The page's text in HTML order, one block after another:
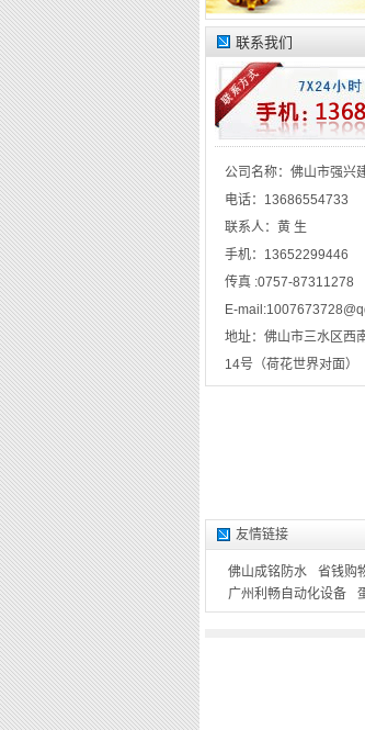
联系我们
公司名称： 佛山市强兴
电话：
13686554733
联系人： 黄 生
手机：
13652299446
传真 :0757-87311278
E-mail:
地址： 佛山市三水区西
14号（荷花世界对面）
友情链接
佛山成铭防水 省钱购
广州利畅自动化设备